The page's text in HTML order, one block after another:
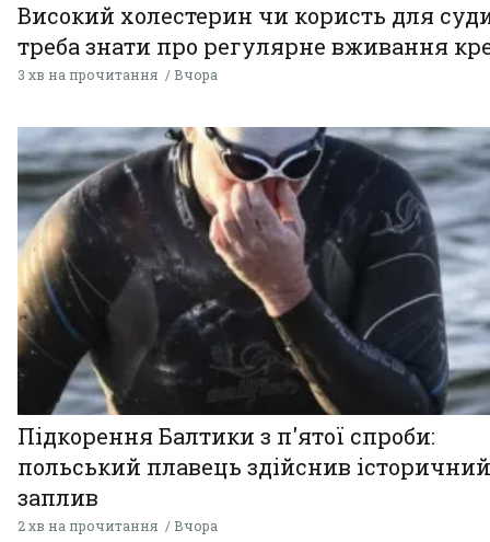
Високий холестерин чи користь для
треба знати про регулярне вживання
3 хв на прочитання Вчора
Підкорення Балтики з п'ятої спроби:
польський плавець здійснив історичний
заплив
2 хв на прочитання Вчора